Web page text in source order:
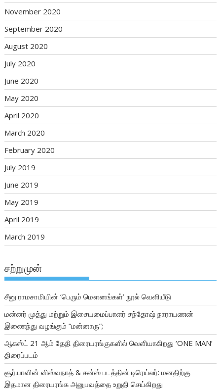
November 2020
September 2020
August 2020
July 2020
June 2020
May 2020
April 2020
March 2020
February 2020
July 2019
June 2019
May 2019
April 2019
March 2019
சற்றுமுன்
சீனு ராமசாமியின் ‘பெரும் மௌனங்கள்’ நூல் வெளியீடு
மன்னர் முத்து மற்றும் இசையமைப்பாளர் சந்தோஷ் நாராயணன்
இணைந்து வழங்கும் “மன்னாரு”;
ஆகஸ்ட் 21 ஆம் தேதி திரையரங்குகளில் வெளியாகிறது ‘ONE MAN’
திரைப்படம்
சூர்யாவின் விஸ்வநாத் & சன்ஸ் படத்தின் டிரெய்லர்: மனதிற்கு
இதமான திரையரங்க அனுபவத்தை உறுதி செய்கிறது